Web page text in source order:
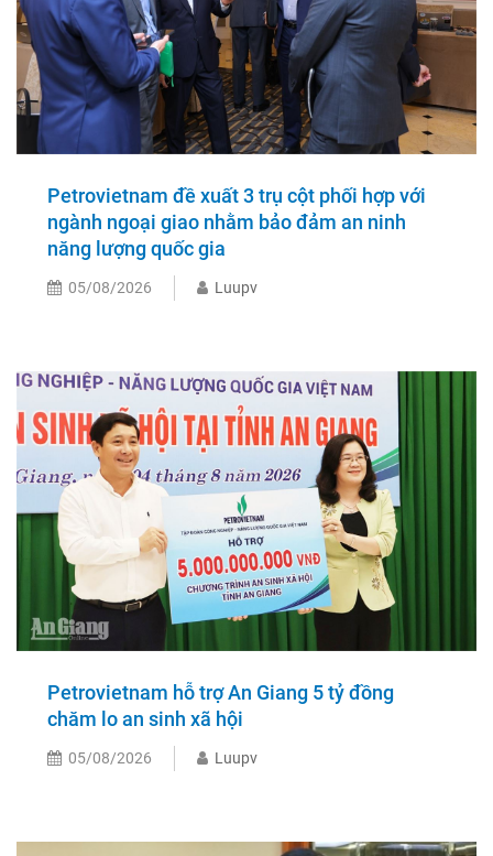
Petrovietnam đề xuất 3 trụ cột phối hợp với
ngành ngoại giao nhằm bảo đảm an ninh
năng lượng quốc gia
05/08/2026 Luupv
Petrovietnam hỗ trợ An Giang 5 tỷ đồng
chăm lo an sinh xã hội
05/08/2026 Luupv